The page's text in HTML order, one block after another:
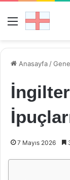
Menü
Anasayfa /
7 Mayıs 2026